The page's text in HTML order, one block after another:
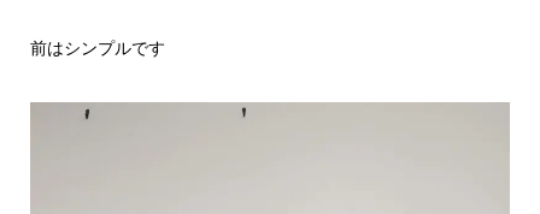
前はシンプルです